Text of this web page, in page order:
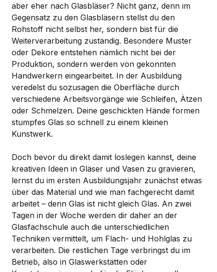
aber eher nach Glasbläser? Nicht ganz, denn im
Gegensatz zu den Glasbläsern stellst du den
Rohstoff nicht selbst her, sondern bist für die
Weiterverarbeitung zuständig. Besondere Muster
oder Dekore entstehen nämlich nicht bei der
Produktion, sondern werden von gekonnten
Handwerkern eingearbeitet. In der Ausbildung
veredelst du sozusagen die Oberfläche durch
verschiedene Arbeitsvorgänge wie Schleifen, Ätzen
oder Schmelzen. Deine geschickten Hände formen
stumpfes Glas so schnell zu einem kleinen
Kunstwerk.
Doch bevor du direkt damit loslegen kannst, deine
kreativen Ideen in Gläser und Vasen zu gravieren,
lernst du im ersten Ausbildungsjahr zunächst etwas
über das Material und wie man fachgerecht damit
arbeitet – denn Glas ist nicht gleich Glas. An zwei
Tagen in der Woche werden dir daher an der
Glasfachschule auch die unterschiedlichen
Techniken vermittelt, um Flach- und Hohlglas zu
verarbeiten. Die restlichen Tage verbringst du im
Betrieb, also in Glaswerkstätten oder